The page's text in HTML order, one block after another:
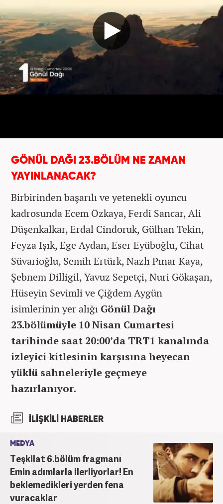
GÖNÜL DAĞI 23.BÖLÜM NE ZAMAN
YAYINLANACAK?
Birbirinden başarılı ve yetenekli oyuncu
kadrosunda Ecem Özkaya, Ferdi Sancar, Ali
Düşenkalkar, Erdal Cindoruk, Gülhan Tekin,
Feyza Işık, Ege Aydan, Eser Eyüboğlu, Cihat
Süvarioğlu, Semih Ertürk, Nazlı Pınar Kaya,
Şebnem Dilligil, Yavuz Sepetçi, Nuri Gökaşan,
Hüseyin Sevimli ve Çiğdem Aygün
isimlerinin yer alığı Gönül Dağı
23.bölümüyle 10 Nisan Cumartesi
tarihinde saat 20:00’da TRT1 kanalında
izleyici kitlesinin karşısına heyecan
yüklü sahneleriyle geçmeye
hazırlanıyor.
İLİŞKİLİ HABERLER
MEDYA
Teşkilat 6.bölüm fragmanı
Emin adımlarla ilerliyorlar! En
beklemedikleri yerden fena
vuracaklar